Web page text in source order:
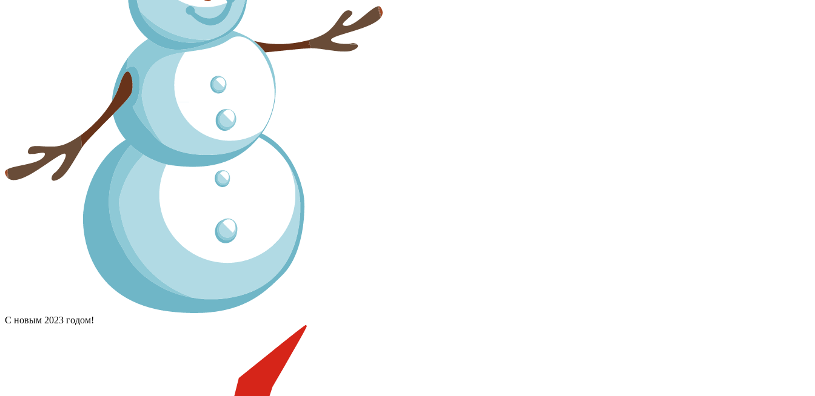
С новым 2023 годом!